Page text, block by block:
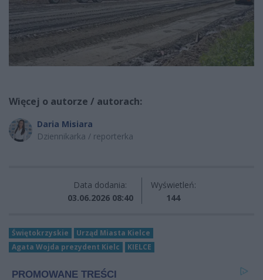
Więcej o autorze / autorach:
Daria Misiara
Dziennikarka / reporterka
Data dodania:
03.06.2026 08:40
Wyświetleń:
144
Świętokrzyskie
Urząd Miasta Kielce
Agata Wojda prezydent Kielc
KIELCE